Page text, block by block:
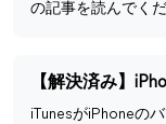
の記事を読んでくだ
iTunesがiPhoneの